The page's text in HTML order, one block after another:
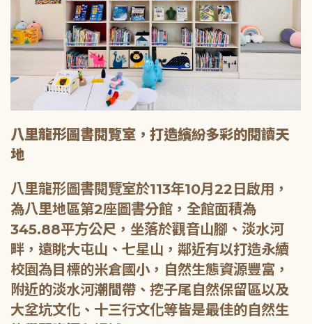
八里龍形圖書閱覽室，打造繽紛多彩的閱讀天
地
八里龍形圖書閱覽室於113年10月22日啟用，
為八里地區第2座圖書分館，全館面積為
345.88平方公尺，坐落於觀音山腳、淡水河
畔，遠眺大屯山、七星山，鄰近有以打造永續
校園為目標的米倉國小，自然生態資源豐富，
附近的淡水河潮間帶、挖子尾自然保留區以及
大坌坑文化、十三行文化等皆是最佳的自然生